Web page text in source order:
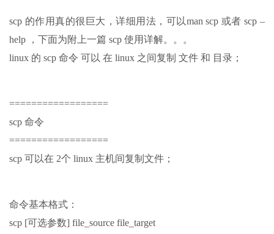
scp 的作用真的很巨大，详细用法，可以man scp 或者 scp –
help ，下面为附上一篇 scp 使用详解。。。
linux 的 scp 命令 可以 在 linux 之间复制 文件 和 目录；
==================
scp 命令
==================
scp 可以在 2个 linux 主机间复制文件；
命令基本格式：
scp [可选参数] file_source file_target